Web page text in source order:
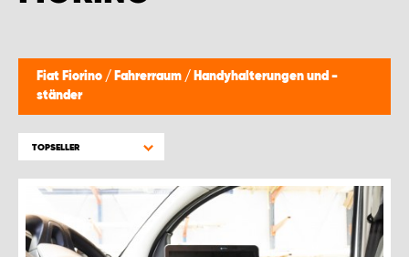
Fiat Fiorino / Fahrerraum / Handyhalterungen und -
ständer
TOPSELLER
WORK SYSTEM BRÜSSEL
WORK SYSTEM LIMBURG-KEMPEN
WORK SYSTEM WORK SYSTEM BRÜGGE